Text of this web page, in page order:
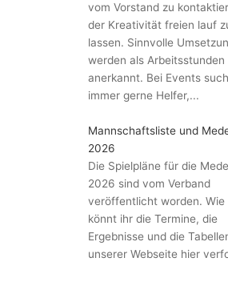
vom Vorstand zu
der Kreativität freien lauf
lassen. Sinnvolle
werden als Arbeitsstunden
anerkannt. Bei Events
immer gerne Helfer,...
Mannschaftsliste und
2026
Die Spielpläne für die
2026 sind vom Verband
veröffentlicht worden. Wie
könnt ihr die Termine, die
Ergebnisse und die
unserer Webseite hier